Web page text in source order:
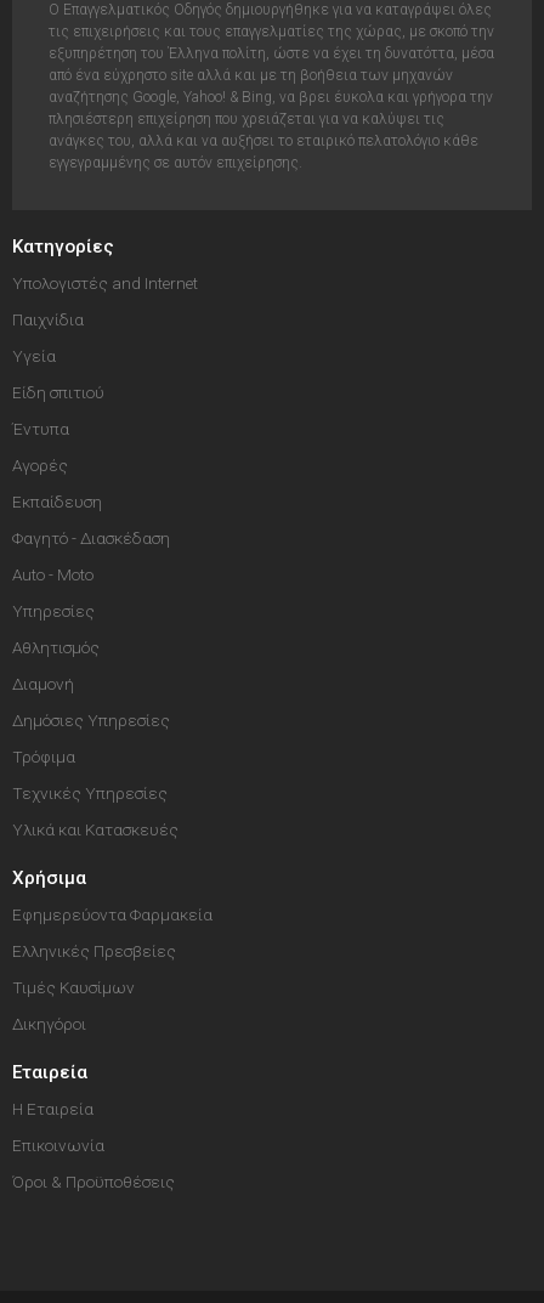
Ο Επαγγελματικός Οδηγός δημιουργήθηκε για να καταγράψει όλες
τις επιχειρήσεις και τους επαγγελματίες της χώρας, με σκοπό την
εξυπηρέτηση του Έλληνα πολίτη, ώστε να έχει τη δυνατόττα, μέσα
από ένα εύχρηστο site αλλά και με τη βοήθεια των μηχανών
αναζήτησης Google, Yahoo! & Bing, να βρει έυκολα και γρήγορα την
πλησιέστερη επιχείρηση που χρειάζεται για να καλύψει τις
ανάγκες του, αλλά και να αυξήσει το εταιρικό πελατολόγιο κάθε
εγγεγραμμένης σε αυτόν επιχείρησης.
Κατηγορίες
Υπολογιστές and Internet
Παιχνίδια
Υγεία
Είδη σπιτιού
Έντυπα
Αγορές
Εκπαίδευση
Φαγητό - Διασκέδαση
Auto - Moto
Υπηρεσίες
Αθλητισμός
Διαμονή
Δημόσιες Υπηρεσίες
Τρόφιμα
Τεχνικές Υπηρεσίες
Υλικά και Κατασκευές
Χρήσιμα
Εφημερεύοντα Φαρμακεία
Ελληνικές Πρεσβείες
Τιμές Καυσίμων
Δικηγόροι
Εταιρεία
Η Εταιρεία
Επικοινωνία
Όροι & Προϋποθέσεις